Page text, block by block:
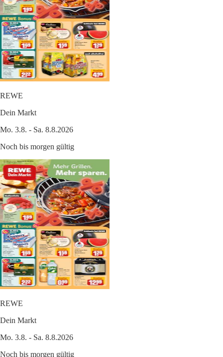
REWE
Dein Markt
Mo. 3.8. - Sa. 8.8.2026
Noch bis morgen gültig
REWE
Dein Markt
Mo. 3.8. - Sa. 8.8.2026
Noch bis morgen gültig